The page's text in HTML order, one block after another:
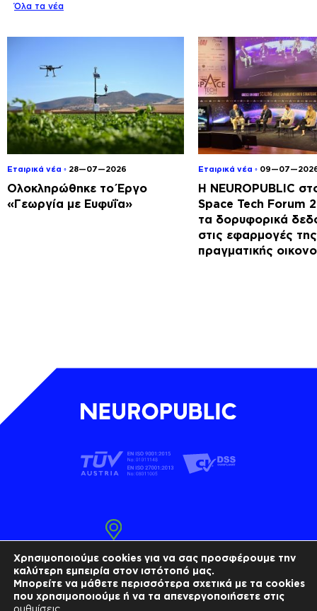
Όλα τα νέα
Εταιρικά νέα ◦ 28—07—2026
Ολοκληρώθηκε το Έργο
«Γεωργία με Ευφυΐα»
Εταιρικά νέα ◦
Η NEUROPUBLIC
Space Tech Forum
τα δορυφορικά
στις εφαρμογές της
πραγματικής
Τ.Κ. 18545, Πειραιάς
Τ 210 4101010
info@neuropublic.gr
Χρησιμοποιούμε cookies για να σας προσφέρουμε την
καλύτερη εμπειρία στον ιστότοπό μας.
Μπορείτε να μάθετε περισσότερα σχετικά με τα cookies
που χρησιμοποιούμε ή να τα απενεργοποιήσετε στις
ρυθμίσεις